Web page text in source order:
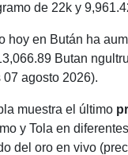
de 22k y
hoy en Bután ha
Butan
agosto 2026).
muestra el último
y Tola en
del oro en vivo